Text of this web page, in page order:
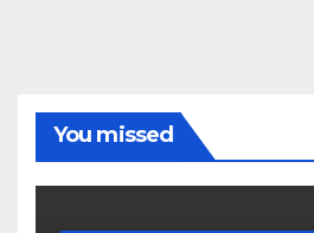
You missed